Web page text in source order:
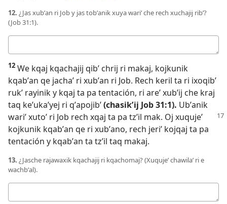
12. ¿Jas xubʼan ri Job y jas tobʼanik xuya wariʼ che rech xuchajij ribʼ?
(Job 31:1).
12 We kqaj kqachajij qibʼ chrij ri makaj, kojkunik
kqabʼan qe jachaʼ ri xubʼan ri Job. Rech keril ta ri ixoqibʼ
rukʼ rayinik y kqaj ta pa tentación, ri areʼ xubʼij che kraj
taq keʼukaʼyej ri qʼapojibʼ(chasikʼij Job 31:1). Ubʼanik
wariʼ xutoʼ ri Job rech xqaj ta pa tzʼil mak. Oj xuqujeʼ
kojkunik kqabʼan qe ri xubʼano, rech jeriʼ kojqaj ta pa
tentación y kqabʼan ta tzʼil taq makaj.
13. ¿Jasche rajawaxik kqachajij ri kqachomaj? (Xuqujeʼ chawilaʼ ri e
wachbʼal).